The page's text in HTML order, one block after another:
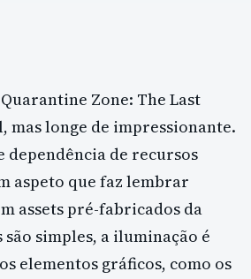
Zone: The Last
mas longe de impressionante.
dependência de recursos
aspeto que faz lembrar
assets pré-fabricados da
são simples, a iluminação é
elementos gráficos, como os